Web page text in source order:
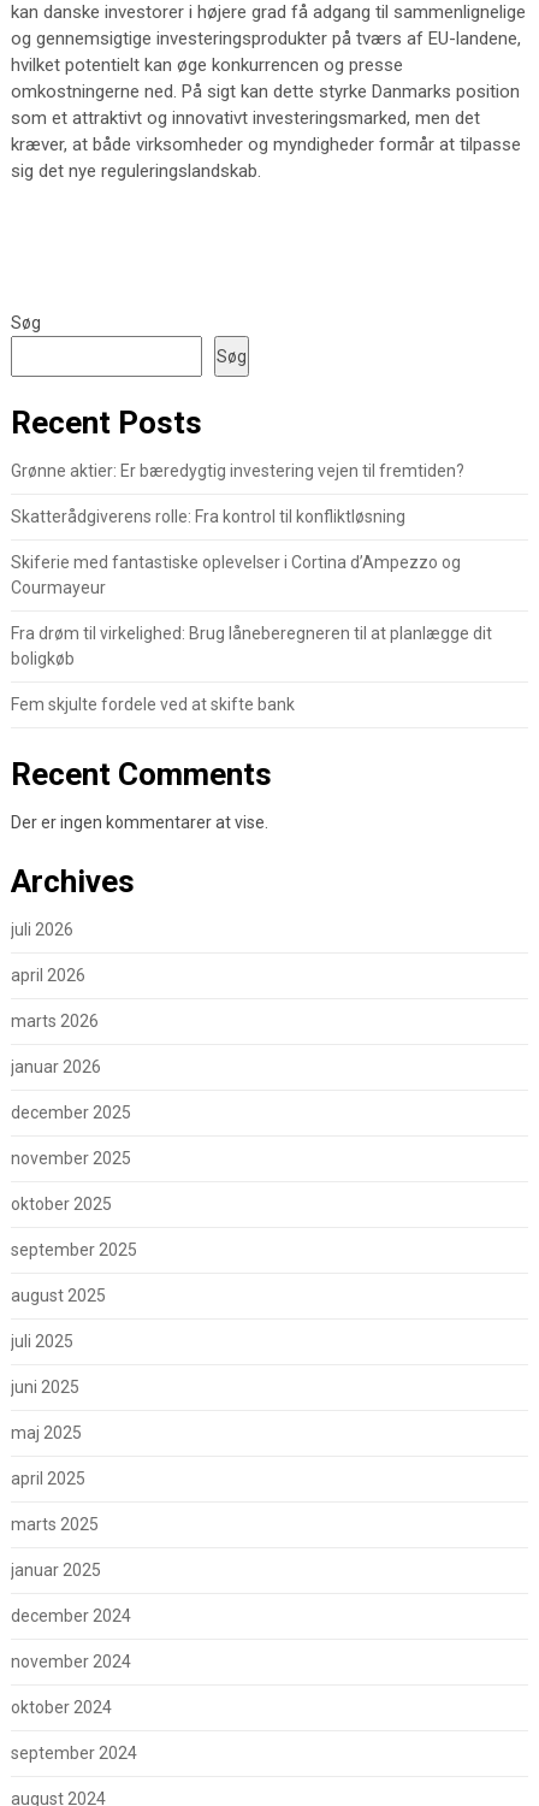
kan danske investorer i højere grad få adgang til sammenlignelige
og gennemsigtige investeringsprodukter på tværs af EU-landene,
hvilket potentielt kan øge konkurrencen og presse
omkostningerne ned. På sigt kan dette styrke Danmarks position
som et attraktivt og innovativt investeringsmarked, men det
kræver, at både virksomheder og myndigheder formår at tilpasse
sig det nye reguleringslandskab.
Søg
Søg
Recent Posts
Grønne aktier: Er bæredygtig investering vejen til fremtiden?
Skatterådgiverens rolle: Fra kontrol til konfliktløsning
Skiferie med fantastiske oplevelser i Cortina d’Ampezzo og
Courmayeur
Fra drøm til virkelighed: Brug låneberegneren til at planlægge dit
boligkøb
Fem skjulte fordele ved at skifte bank
Recent Comments
Der er ingen kommentarer at vise.
Archives
juli 2026
april 2026
marts 2026
januar 2026
december 2025
november 2025
oktober 2025
september 2025
august 2025
juli 2025
juni 2025
maj 2025
april 2025
marts 2025
januar 2025
december 2024
november 2024
oktober 2024
september 2024
august 2024